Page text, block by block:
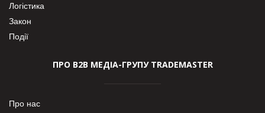
Логістика
Закон
Події
ПРО В2В МЕДІА-ГРУПУ TRADEMASTER
Про нас